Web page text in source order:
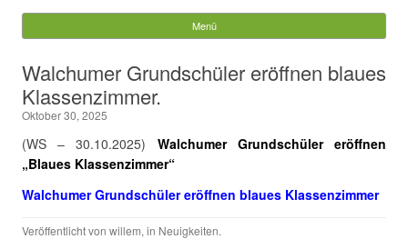
Gemeinde Walchum
nach:
Menü
Walchumer Grundschüler eröffnen blaues
Klassenzimmer.
Oktober 30, 2025
(WS – 30.10.2025)
Walchumer Grundschüler eröffnen
„Blaues Klassenzimmer“
Walchumer Grundschüler eröffnen blaues Klassenzimmer
Veröffentlicht von willem, in Neuigkeiten.